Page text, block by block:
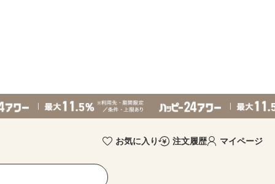
お気に入り 注文履歴 マイページ